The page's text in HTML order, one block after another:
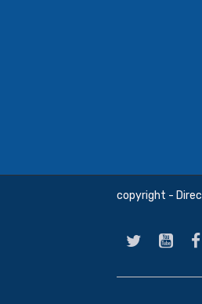
copyright -